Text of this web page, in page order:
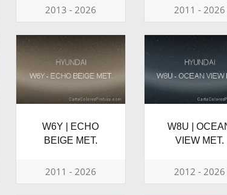
2013 - 2026 2011 - 2026
W6Y | ECHO
BEIGE MET.
2011 - 2026
W8U |
VIEW MET.
2012 - 2026